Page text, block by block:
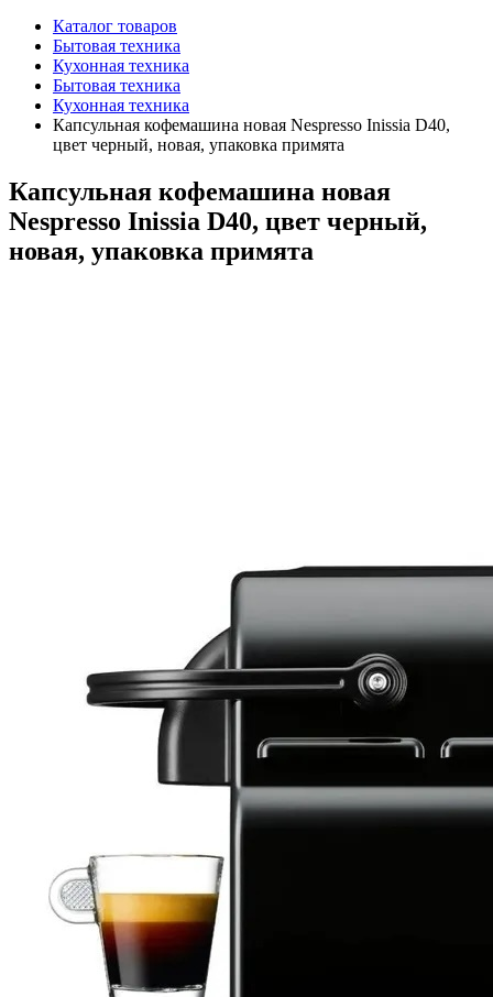
Каталог товаров
Бытовая техника
Кухонная техника
Бытовая техника
Кухонная техника
Капсульная кофемашина новая Nespresso Inissia D40,
цвет черный, новая, упаковка примята
Капсульная кофемашина новая
Nespresso Inissia D40, цвет черный,
новая, упаковка примята